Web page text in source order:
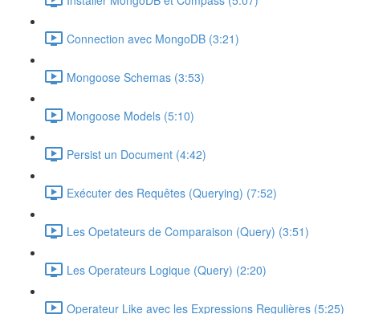
Connection avec MongoDB (3:21)
Mongoose Schemas (3:53)
Mongoose Models (5:10)
Persist un Document (4:42)
Exécuter des Requêtes (Querying) (7:52)
Les Opetateurs de Comparaison (Query) (3:51)
Les Operateurs Logique (Query) (2:20)
Operateur Like avec les Expressions Regulières (5:25)